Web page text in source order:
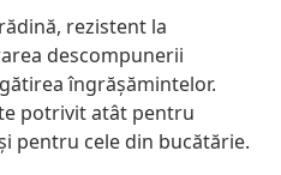
rezistent la
descompunerii
îngrășămintelor.
potrivit atât pentru
pentru cele din bucătărie.